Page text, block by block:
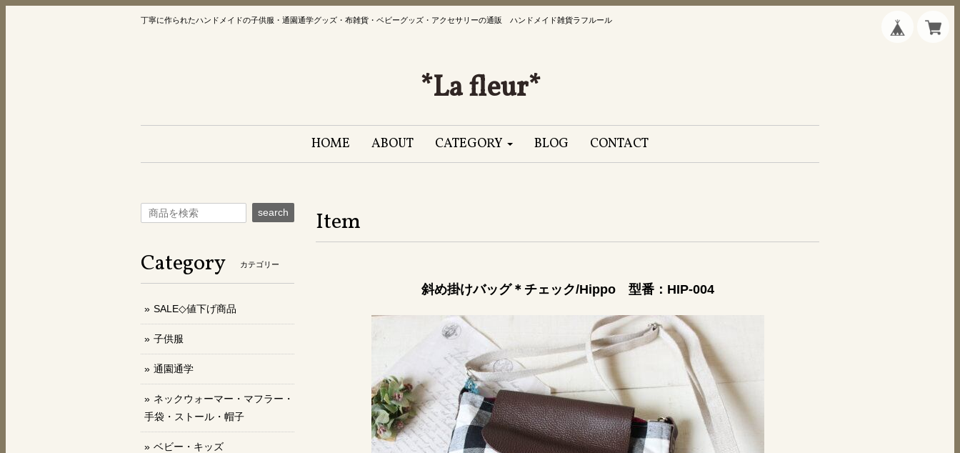
丁寧に作られたハンドメイドの子供服・通園通学グッズ・布雑貨・ベビーグッズ・アクセサリーの通販 ハンドメイド雑貨ラフルール
*La fleur*
HOME ABOUT CATEGORY BLOG CONTACT
Item
斜め掛けバッグ＊チェック/Hippo 型番：HIP-004
search
Category カテゴリー
SALE◇値下げ商品
子供服
通園通学
ネックウォーマー・マフラー・
手袋・ストール・帽子
ベビー・キッズ